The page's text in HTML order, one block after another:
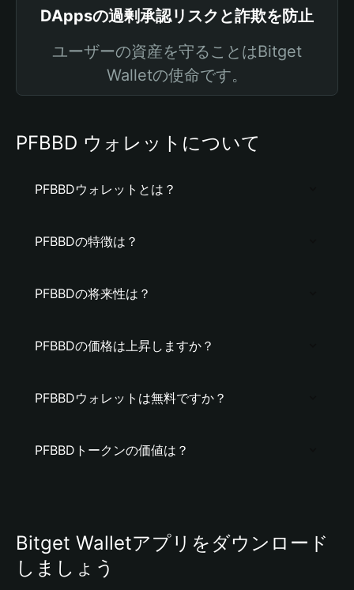
DAppsの過剰承認リスクと詐欺を防止
ユーザーの資産を守ることはBitget
Walletの使命です。
PFBBD ウォレットについて
PFBBDウォレットとは？
PFBBDの特徴は？
PFBBDの将来性は？
PFBBDの価格は上昇しますか？
PFBBDウォレットは無料ですか？
PFBBDトークンの価値は？
Bitget Walletアプリをダウンロード
しましょう